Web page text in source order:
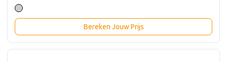
Bereken Jouw Prijs